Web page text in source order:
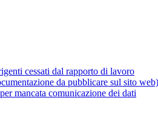
cessati dal rapporto di lavoro
da pubblicare sul sito
mancata comunicazione dei dati